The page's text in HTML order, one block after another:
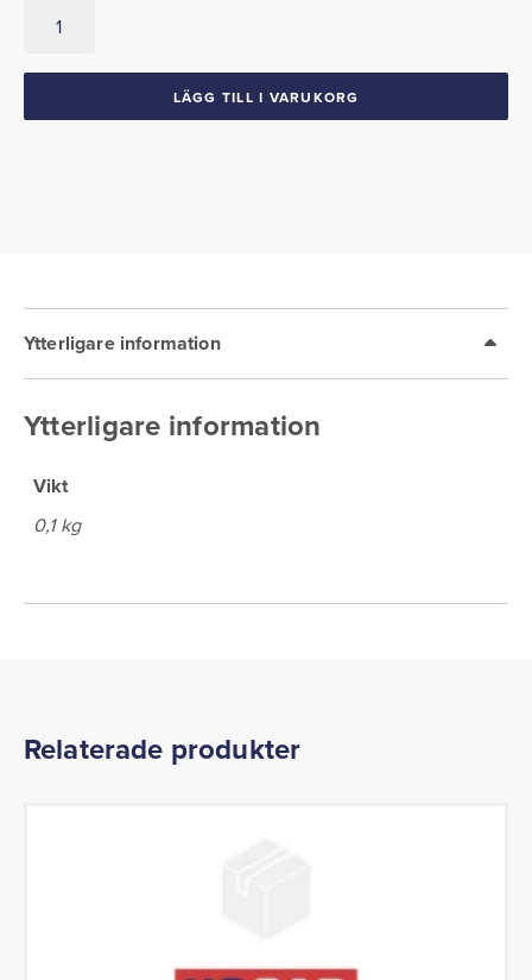
LÄGG TILL I VARUKORG
Ytterligare information
Ytterligare information
Vikt
0,1 kg
Relaterade produkter